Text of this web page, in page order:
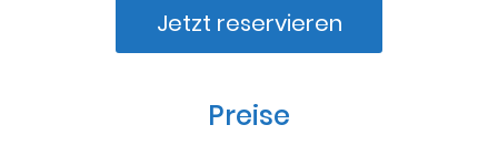
Jetzt reservieren
Preise